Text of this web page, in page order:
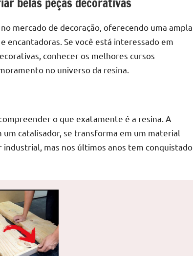
mercado de decoração, oferecendo uma ampla
encantadoras. Se você está interessado em
conhecer os melhores cursos
no universo da resina.
o que exatamente é a resina. A
um catalisador, se transforma em um material
mas nos últimos anos tem conquistado